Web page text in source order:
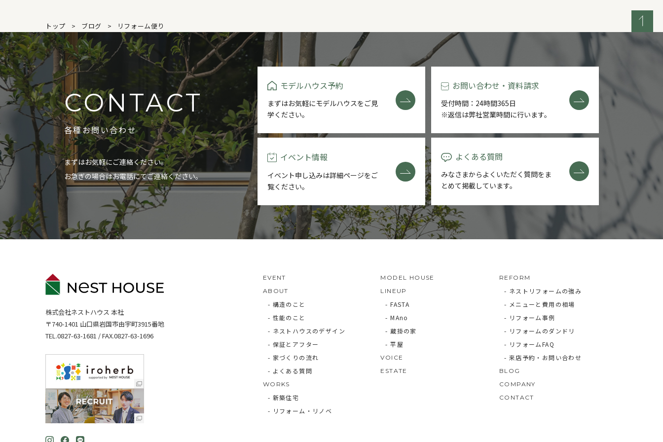
トップ ブログ リフォーム便り
CONTACT
各種お問い合わせ
まずはお気軽にご連絡ください。
お急ぎの場合はお電話にてご連絡ください。
モデルハウス予約
まずはお気軽にモデルハウスをご見
学ください。
お問い合わせ・資料請求
受付時間：24時間365日
※返信は弊社営業時間に行います。
イベント情報
イベント申し込みは詳細ページをご
覧ください。
よくある質問
みなさまからよくいただく質問をま
とめて掲載しています。
株式会社ネストハウス 本社
〒740-1401 山口県岩国市由宇町3915番地
TEL.0827-63-1681 / FAX.0827-63-1696
EVENT
ABOUT
- 構造のこと
- 性能のこと
- ネストハウスのデザイン
- 保証とアフター
- 家づくりの流れ
- よくある質問
WORKS
- 新築住宅
- リフォーム・リノベ
MODEL HOUSE
LINEUP
- FASTA
- MAno
- 蔵掛の家
- 平屋
VOICE
ESTATE
REFORM
- ネストリフォームの強み
- メニューと費用の相場
- リフォーム事例
- リフォームのダンドリ
- リフォームFAQ
- 来店予約・お問い合わせ
BLOG
COMPANY
CONTACT